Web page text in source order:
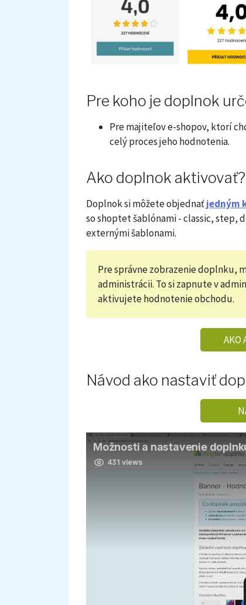
Pre koho je doplnok
Pre majiteľov e-shopov, ktorí
celý proces jeho hodnotenia.
Ako doplnok aktivovať?
Doplnok si môžete objednaťjedným
so shoptet šablónami - classic, step,
externými šablonami.
Pre správne zobrazenie doplnku,
administrácii. To si zapnute v
aktivujete hodnotenie obchodu.
AKO
Návod ako nastaviť